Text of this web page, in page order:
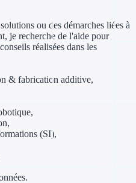
Exonération
ou des démarches liées à
je recherche de l'aide pour
réalisées dans les
& fabrication additive,
(SI),